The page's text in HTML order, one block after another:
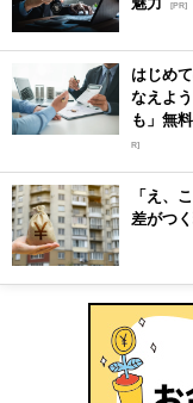
[PR]
はじめ
なえよ
も」無
R]
「え、
差がつ